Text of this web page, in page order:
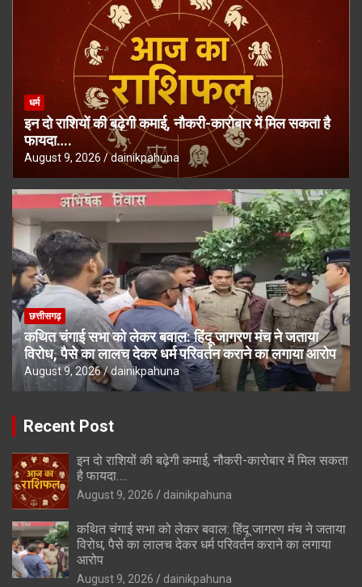
धर्म
इन दो राशियों की बढ़ेगी कमाई, नौकरी-कारोबार में मिल सकता है
फायदा….
August 9, 2026 dainikpahuna
छत्तीसगढ़
कथित चंगाई सभा को लेकर बवाल: हिंदू जागरण मंच ने जताया
विरोध, पैसे का लालच देकर धर्म परिवर्तन कराने का लगाया आरोप
August 9, 2026 dainikpahuna
Recent Post
इन दो राशियों की बढ़ेगी कमाई, नौकरी-कारोबार में मिल सकता
है फायदा….
August 9, 2026 dainikpahuna
कथित चंगाई सभा को लेकर बवाल: हिंदू जागरण मंच ने जताया
विरोध, पैसे का लालच देकर धर्म परिवर्तन कराने का लगाया
आरोप
August 9, 2026 dainikpahuna